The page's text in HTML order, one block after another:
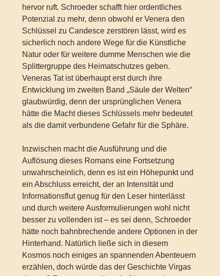
hervor ruft. Schroeder schafft hier ordentliches
Potenzial zu mehr, denn obwohl er Venera den
Schlüssel zu Candesce zerstören lässt, wird es
sicherlich noch andere Wege für die Künstliche
Natur oder für weitere dumme Menschen wie die
Splittergruppe des Heimatschutzes geben.
Veneras Tat ist überhaupt erst durch ihre
Entwicklung im zweiten Band „Säule der Welten“
glaubwürdig, denn der ursprünglichen Venera
hätte die Macht dieses Schlüssels mehr bedeutet
als die damit verbundene Gefahr für die Sphäre.
Inzwischen macht die Ausführung und die
Auflösung dieses Romans eine Fortsetzung
unwahrscheinlich, denn es ist ein Höhepunkt und
ein Abschluss erreicht, der an Intensität und
Informationsflut genug für den Leser hinterlässt
und durch weitere Ausformulierungen wohl nicht
besser zu vollenden ist – es sei denn, Schroeder
hätte noch bahnbrechende andere Optionen in der
Hinterhand. Natürlich ließe sich in diesem
Kosmos noch einiges an spannenden Abenteuern
erzählen, doch würde das der Geschichte Virgas